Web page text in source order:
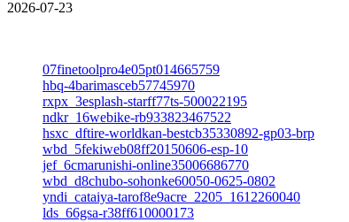
2026-07-23
07finetoolpro4e05pt014665759
hbq-4barimasceb57745970
rxpx_3esplash-starff77ts-500022195
ndkr_16webike-rb933823467522
hsxc_dftire-worldkan-bestcb35330892-gp03-brp
wbd_5fekiweb08ff20150606-esp-10
jef_6cmarunishi-online35006686770
wbd_d8chubo-sohonke60050-0625-0802
yndi_cataiya-tarof8e9acre_2205_1612260040
lds_66gsa-r38ff610000173